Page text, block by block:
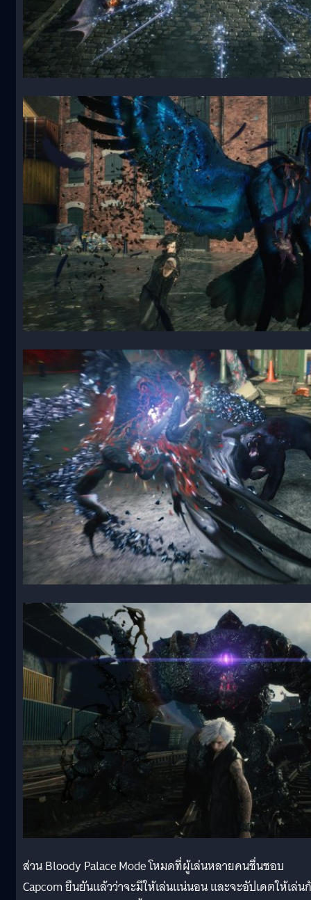
ส่วน Bloody Palace Mode โหมดที่ผู้เล่นหลายคนชื่นชอบ
Capcom ยืนยันเเล้วว่าจะมีให้เล่นเเน่นอน เเละจะอัปเดตให้เล่น